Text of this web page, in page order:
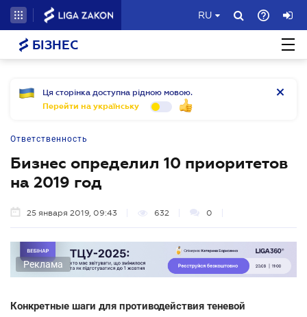
RU
БІЗНЕС
Ця сторінка доступна рідною мовою.
Перейти на українську
Ответственность
Бизнес определил 10 приоритетов
на 2019 год
25 января 2019, 09:43 632 0
Реклама
Конкретные шаги для противодействия теневой